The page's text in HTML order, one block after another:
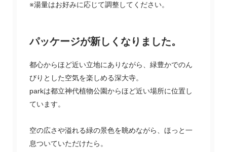
※湯量はお好みに応じて調整してください。
パッケージが新しくなりました。
都心からほど近い立地にありながら、緑豊かでのん
びりとした空気を楽しめる深大寺。
parkは都立神代植物公園からほど近い場所に位置し
ています。
空の広さや溢れる緑の景色を眺めながら、ほっと一
息ついていただけたら。